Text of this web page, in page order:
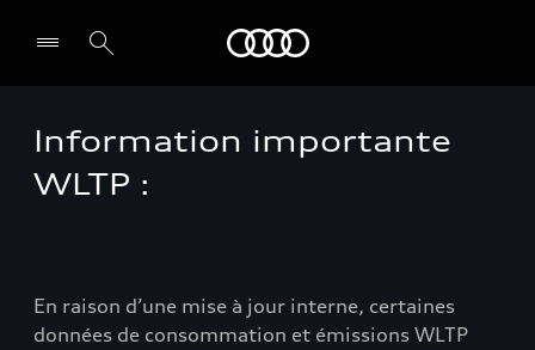
Information importante
WLTP :
En raison d’une mise à jour interne, certaines
données de consommation et émissions WLTP